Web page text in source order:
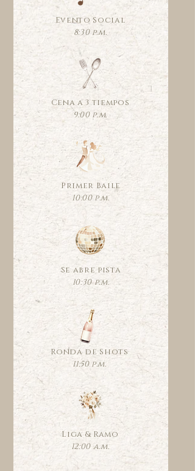
Evento Social
8:30 p.m.
Cena a 3 tiempos
9:00 p.m.
Primer Baile
10:00 p.m.
Se abre pista
10:30 p.m.
Ronda de Shots
11:50 p.m.
Liga & Ramo
12:00 a.m.